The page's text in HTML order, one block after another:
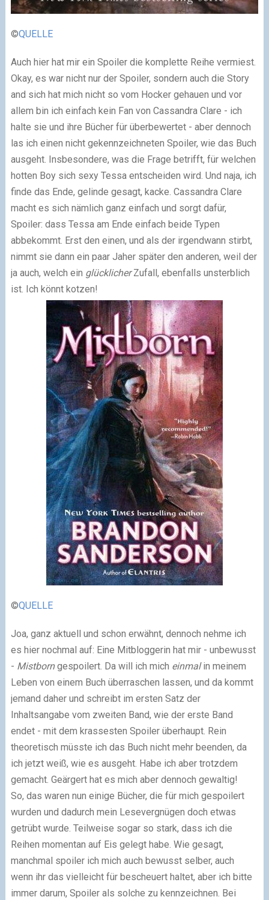
©QUELLE
Auch hier hat mir ein Spoiler die komplette Reihe vermiest.
Okay, es war nicht nur der Spoiler, sondern auch die Story
and sich hat mich nicht so vom Hocker gehauen und vor
allem bin ich einfach kein Fan von Cassandra Clare - ich
halte sie und ihre Bücher für überbewertet - aber dennoch
las ich einen nicht gekennzeichneten Spoiler, wie das Buch
ausgeht. Insbesondere, was die Frage betrifft, für welchen
hotten Boy sich sexy Tessa entscheiden wird. Und naja, ich
finde das Ende, gelinde gesagt, kacke. Cassandra Clare
macht es sich nämlich ganz einfach und sorgt dafür,
Spoiler: dass Tessa am Ende einfach beide Typen
abbekommt. Erst den einen, und als der irgendwann stirbt,
nimmt sie dann ein paar Jaher später den anderen, weil der
ja auch, welch ein glücklicherZufall, ebenfalls unsterblich
ist. Ich könnt kotzen!
©QUELLE
Joa, ganz aktuell und schon erwähnt, dennoch nehme ich
es hier nochmal auf: Eine Mitbloggerin hat mir - unbewusst
- Mistborngespoilert. Da will ich mich einmalin meinem
Leben von einem Buch überraschen lassen, und da kommt
jemand daher und schreibt im ersten Satz der
Inhaltsangabe vom zweiten Band, wie der erste Band
endet - mit dem krassesten Spoiler überhaupt. Rein
theoretisch müsste ich das Buch nicht mehr beenden, da
ich jetzt weiß, wie es ausgeht. Habe ich aber trotzdem
gemacht. Geärgert hat es mich aber dennoch gewaltig!
So, das waren nun einige Bücher, die für mich gespoilert
wurden und dadurch mein Lesevergnügen doch etwas
getrübt wurde. Teilweise sogar so stark, dass ich die
Reihen momentan auf Eis gelegt habe. Wie gesagt,
manchmal spoiler ich mich auch bewusst selber, auch
wenn ihr das vielleicht für bescheuert haltet, aber ich bitte
immer darum, Spoiler als solche zu kennzeichnen. Bei